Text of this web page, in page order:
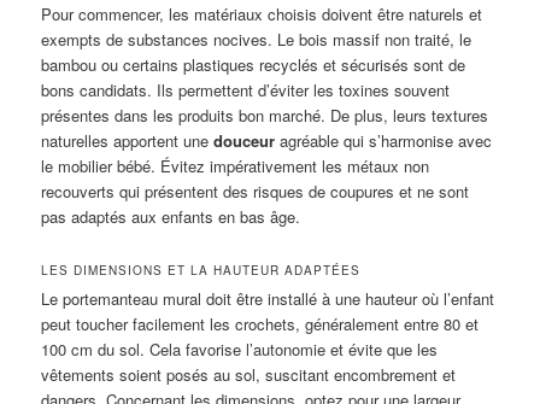
Pour commencer, les matériaux choisis doivent être naturels et
exempts de substances nocives. Le bois massif non traité, le
bambou ou certains plastiques recyclés et sécurisés sont de
bons candidats. Ils permettent d’éviter les toxines souvent
présentes dans les produits bon marché. De plus, leurs textures
naturelles apportent unedouceur agréable qui s’harmonise avec
le mobilier bébé. Évitez impérativement les métaux non
recouverts qui présentent des risques de coupures et ne sont
pas adaptés aux enfants en bas âge.
LES DIMENSIONS ET LA HAUTEUR ADAPTÉES
Le portemanteau mural doit être installé à une hauteur où l’enfant
peut toucher facilement les crochets, généralement entre 80 et
100 cm du sol. Cela favorise l’autonomie et évite que les
vêtements soient posés au sol, suscitant encombrement et
dangers. Concernant les dimensions, optez pour une largeur